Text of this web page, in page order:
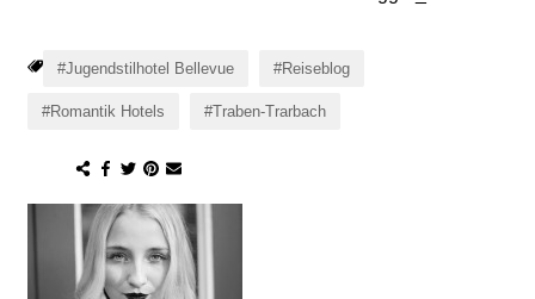
Jugendstilhotel Bellevue Reiseblog
Romantik Hotels Traben-Trarbach